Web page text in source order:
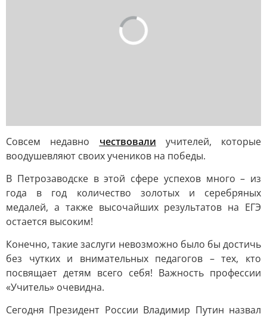
Совсем недавно чествовали учителей, которые
воодушевляют своих учеников на победы.
В Петрозаводске в этой сфере успехов много – из
года в год количество золотых и серебряных
медалей, а также высочайших результатов на ЕГЭ
остается высоким!
Конечно, такие заслуги невозможно было бы достичь
без чутких и внимательных педагогов – тех, кто
посвящает детям всего себя! Важность профессии
«Учитель» очевидна.
Сегодня Президент России Владимир Путин назвал